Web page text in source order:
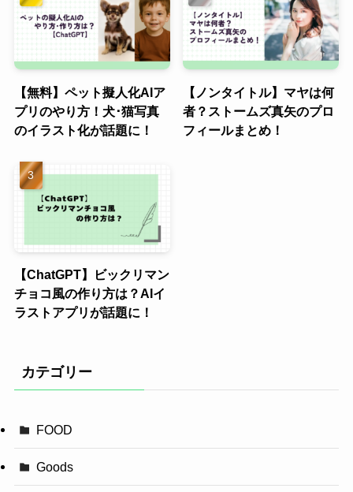
【無料】ペット擬人化AIア
プリのやり方！犬･猫写真
のイラスト化が話題に！
【ノンタイトル】マヤは何
者？ストームズ真矢のプロ
フィールまとめ！
【ChatGPT】ビックリマン
チョコ風の作り方は？AIイ
ラストアプリが話題に！
カテゴリー
FOOD
Goods